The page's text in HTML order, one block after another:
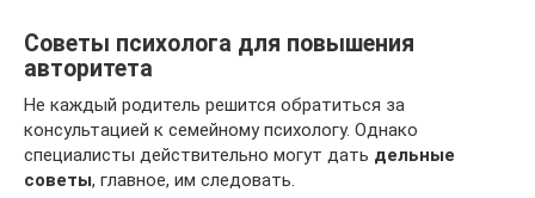
Советы психолога для повышения
авторитета
Не каждый родитель решится обратиться за
консультацией к семейному психологу. Однако
специалисты действительно могут дать дельные
советы, главное, им следовать.